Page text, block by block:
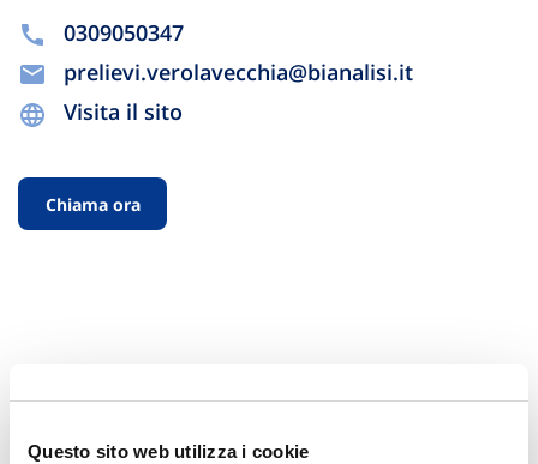
Questo sito web utilizza i cookie
0309050347
prelievi.verolavecchia@bianalisi.it
Visita il sito
Chiama ora